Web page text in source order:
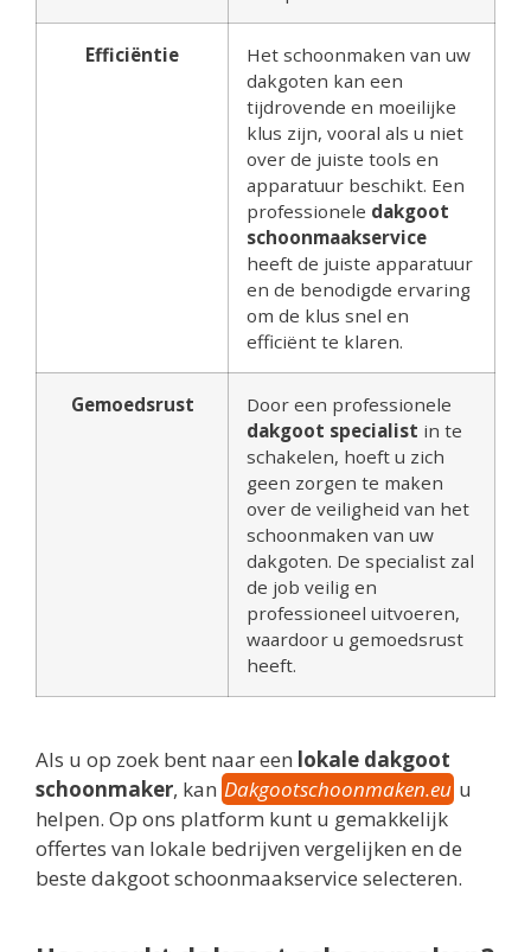
Efficiëntie
Het schoonmaken van uw
dakgoten kan een
tijdrovende en moeilijke
klus zijn, vooral als u niet
over de juiste tools en
apparatuur beschikt. Een
professionele dakgoot
schoonmaakservice
heeft de juiste apparatuur
en de benodigde ervaring
om de klus snel en
efficiënt te klaren.
Gemoedsrust
Door een professionele
dakgoot specialist in te
schakelen, hoeft u zich
geen zorgen te maken
over de veiligheid van het
schoonmaken van uw
dakgoten. De specialist zal
de job veilig en
professioneel uitvoeren,
waardoor u gemoedsrust
heeft.
Als u op zoek bent naar een lokale dakgoot
schoonmaker, kan Dakgootschoonmaken.eu u
helpen. Op ons platform kunt u gemakkelijk
offertes van lokale bedrijven vergelijken en de
beste dakgoot schoonmaakservice selecteren.